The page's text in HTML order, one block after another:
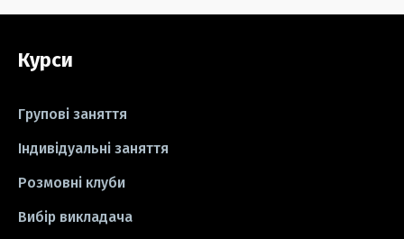
#grammar #writing #вправи
#пісні
#школа #ігри
#СV #резюме
#idioms
Курси
Групові заняття
Індивідуальні заняття
Розмовні клуби
Вибір викладача